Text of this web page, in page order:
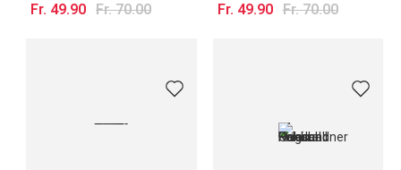
Fr. 49.90 Fr. 70.00 Fr. 49.90 Fr. 70.00